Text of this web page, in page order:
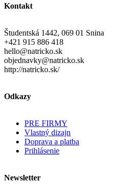
Kontakt
Študentská 1442, 069 01 Snina
+421 915 886 418
hello@natricko.sk
objednavky@natricko.sk
http://natricko.sk/
Odkazy
PRE FIRMY
Vlastný dizajn
Doprava a platba
Prihlásenie
Newsletter